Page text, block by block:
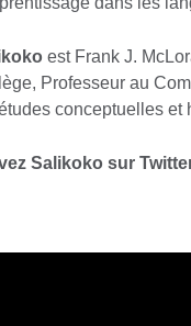
est Frank J.
Professeur au
conceptuelles
Salikoko sur